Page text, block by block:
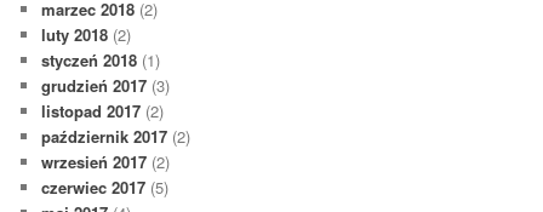
marzec 2018 (2)
luty 2018 (2)
styczeń 2018 (1)
grudzień 2017 (3)
listopad 2017 (2)
październik 2017 (2)
wrzesień 2017 (2)
czerwiec 2017 (5)